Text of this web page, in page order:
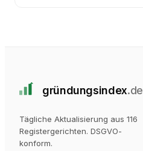
gründungsindex.de
Tägliche Aktualisierung aus 116
Registergerichten. DSGVO-
konform.